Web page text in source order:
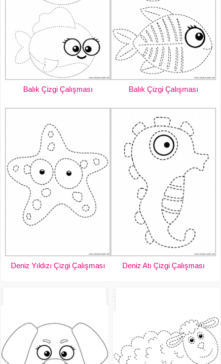
Balık Çizgi Çalışması Balık Çizgi Çalışması
Deniz Yıldızı Çizgi Çalışması Deniz Atı Çizgi Çalışması